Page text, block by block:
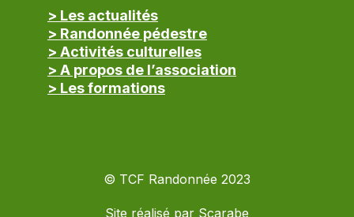
> Les actualités
> Randonnée pédestre
> Activités culturelles
> A propos de l’association
> Les formations
© TCF Randonnée 2023
Site réalisé par Scarabe